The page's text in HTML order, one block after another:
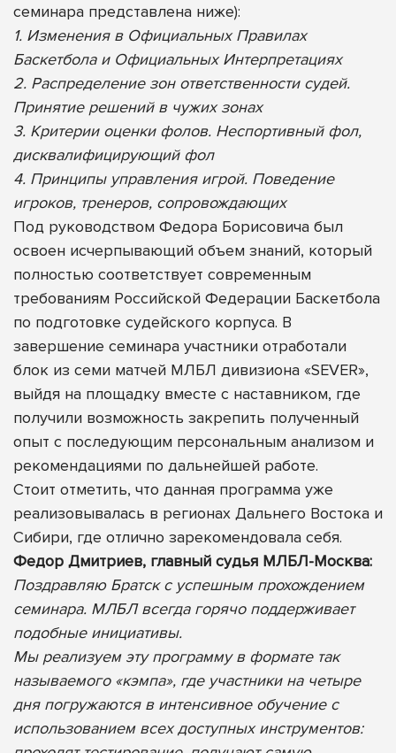
семинара представлена ниже):
1. Изменения в Официальных Правилах
Баскетбола и ОфициальныхИнтерпретациях
2. Распределение зон ответственности судей.
Принятие решений в чужих зонах
3. Критерии оценки фолов. Неспортивный фол,
дисквалифицирующий фол
4. Принципы управления игрой. Поведение
игроков, тренеров, сопровождающих
Под руководством Федора Борисовича был
освоен исчерпывающий объем знаний, который
полностью соответствует современным
требованиям Российской Федерации Баскетбола
по подготовке судейского корпуса. В
завершение семинара участники отработали
блок из семи матчей МЛБЛ дивизиона «SEVER»,
выйдя на площадку вместе с наставником, где
получили возможность закрепить полученный
опыт с последующим персональным анализом и
рекомендациями по дальнейшей работе.
Стоит отметить, что данная программа уже
реализовывалась в регионах Дальнего Востока и
Сибири, где отлично зарекомендовала себя.
Федор Дмитриев, главный судья МЛБЛ-Москва:
Поздравляю Братск с успешным прохождением
семинара. МЛБЛ всегда горячо поддерживает
подобные инициативы.
Мы реализуем эту программу в формате так
называемого «кэмпа», где участники на четыре
дня погружаются в интенсивное обучение с
использованием всех доступных инструментов: